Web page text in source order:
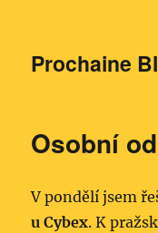
Prochaine
Osobní
V pondělí jsem
u Cybex. K